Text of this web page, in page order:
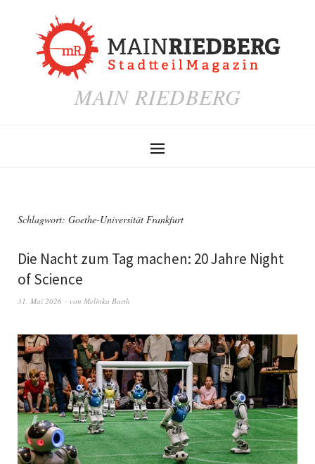
MAIN RIEDBERG
Schlagwort: Goethe-Universität Frankfurt
Die Nacht zum Tag machen: 20 Jahre Night
of Science
31. Mai 2026 von Melinka Barth